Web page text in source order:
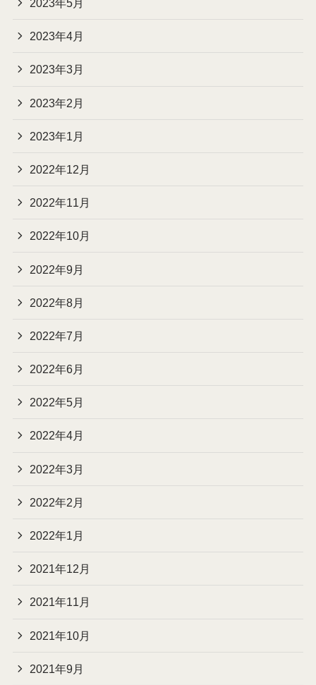
2023年5月
2023年4月
2023年3月
2023年2月
2023年1月
2022年12月
2022年11月
2022年10月
2022年9月
2022年8月
2022年7月
2022年6月
2022年5月
2022年4月
2022年3月
2022年2月
2022年1月
2021年12月
2021年11月
2021年10月
2021年9月